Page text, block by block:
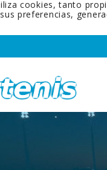
cookies, tanto
preferencias,